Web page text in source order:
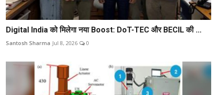
Digital India को मिलेगा नया Boost: DoT-TEC और BECIL की ...
Santosh Sharma Jul 8, 2026 0